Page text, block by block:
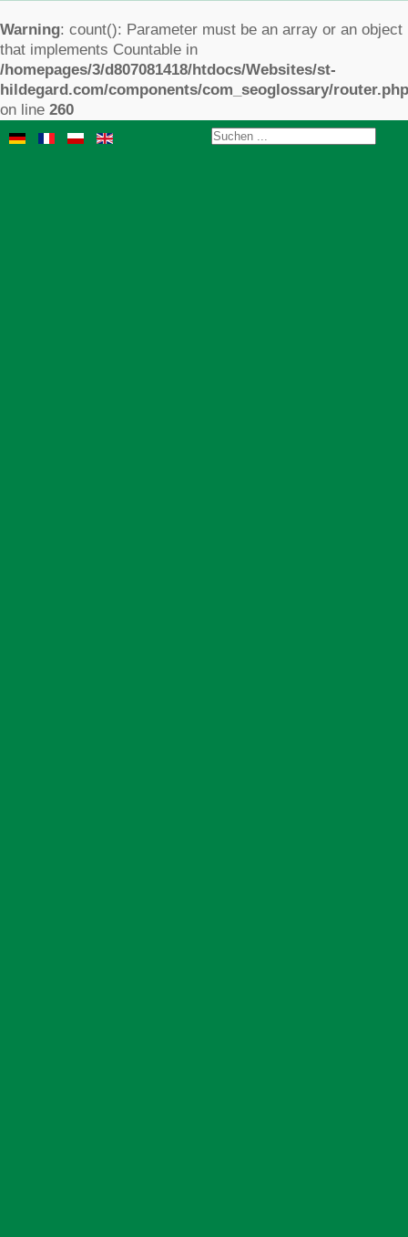
Warning: count(): Parameter must be an array or an object
that implements Countable in
/homepages/3/d807081418/htdocs/Websites/st-
hildegard.com/components/com_seoglossary/router.php
on line 260